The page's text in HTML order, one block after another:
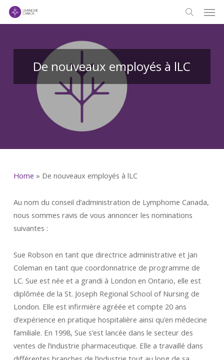
Skip
search
De nouveaux employés à lLC
Home » De nouveaux employés à lLC
Au nom du conseil d’administration de Lymphome Canada,
nous sommes ravis de vous annoncer les nominations
suivantes :
Sue Robson en tant que directrice administrative et Jan
Coleman en tant que coordonnatrice de programme de
LC. Sue est née et a grandi à London en Ontario, elle est
diplômée de la St. Joseph Regional School of Nursing de
London. Elle est infirmière agréée et compte 20 ans
d’expérience en pratique hospitalière ainsi qu’en médecine
familiale. En 1998, Sue s’est lancée dans le secteur des
ventes de l’industrie pharmaceutique. Elle a travaillé dans